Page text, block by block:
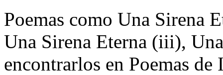
Poemas como Una Sirena
Una Sirena Eterna (iii),
encontrarlos en Poemas de